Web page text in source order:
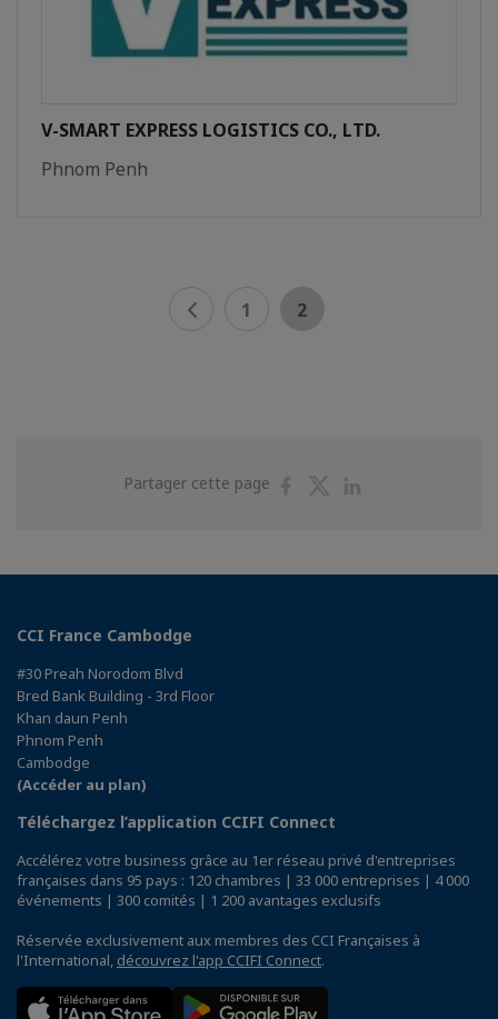
V-SMART EXPRESS LOGISTICS CO., LTD.
Phnom Penh
1 2
Partager cette page
PartagerPartager
CCI France Cambodge
#30 Preah Norodom Blvd
Bred Bank Building - 3rd Floor
Khan daun Penh
Phnom Penh
Cambodge
(Accéder au plan)
Téléchargez l’application CCIFI Connect
Accélérez votre business grâce au 1er réseau privé d'entreprises
françaises dans 95 pays : 120 chambres | 33 000 entreprises | 4 000
événements | 300 comités | 1 200 avantages exclusifs
Réservée exclusivement aux membres des CCI Françaises à
l'International, découvrez l'app CCIFI Connect.